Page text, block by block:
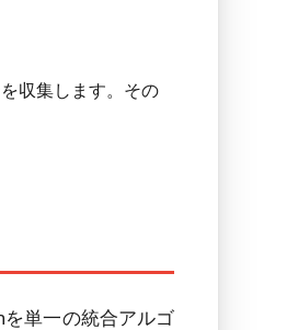
収集します。その
単一の統合アルゴ